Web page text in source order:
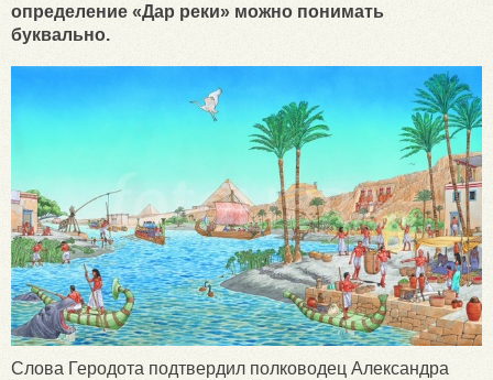
определение «Дар реки» можно понимать
буквально.
Слова Геродота подтвердил полководец Александра